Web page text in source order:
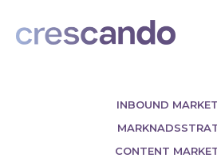
INBOUND
CONTENT